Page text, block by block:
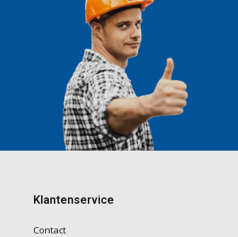
Klantenservice
Contact